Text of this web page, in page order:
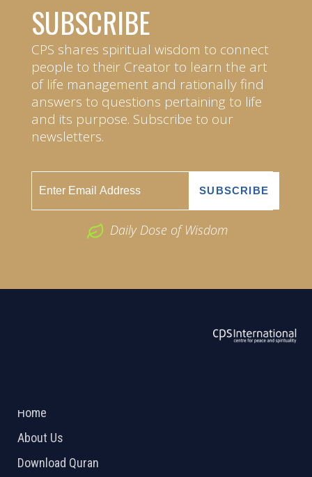
SUBSCRIBE
CPS shares spiritual wisdom to connect
people to their Creator to learn the art
of life management and rationally find
answers to questions pertaining to life
and its purpose. Subscribe to our
newsletters.
Daily Dose of Wisdom
Home
About Us
Download Quran